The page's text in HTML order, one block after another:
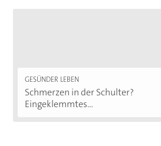
GESÜNDER LEBEN
Schmerzen in der Schulter?
Eingeklemmtes...